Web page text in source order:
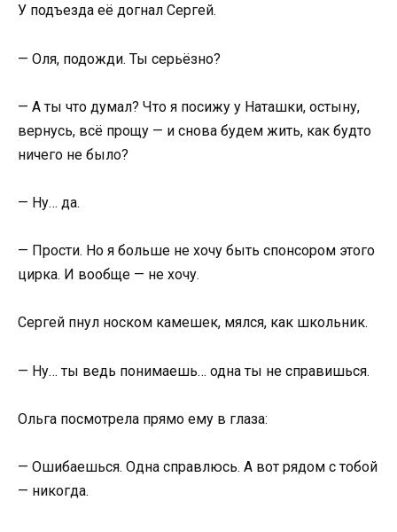
У подъезда её догнал Сергей.
— Оля, подожди. Ты серьёзно?
— А ты что думал? Что я посижу у Наташки, остыну,
вернусь, всё прощу — и снова будем жить, как будто
ничего не было?
— Ну… да.
— Прости. Но я больше не хочу быть спонсором этого
цирка. И вообще — не хочу.
Сергей пнул носком камешек, мялся, как школьник.
— Ну… ты ведь понимаешь… одна ты не справишься.
Ольга посмотрела прямо ему в глаза:
— Ошибаешься. Одна справлюсь. А вот рядом с тобой
— никогда.